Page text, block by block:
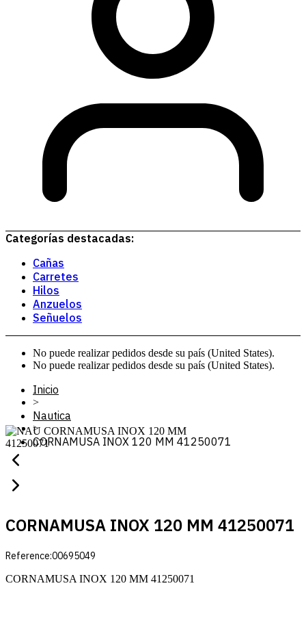
Categorías destacadas:
Cañas
Carretes
Hilos
Anzuelos
Señuelos
No puede realizar pedidos desde su país (United States).
No puede realizar pedidos desde su país (United States).
Inicio
>
Nautica
>
CORNAMUSA INOX 120 MM 41250071
CORNAMUSA INOX 120 MM 41250071
Reference:00695049
CORNAMUSA INOX 120 MM 41250071